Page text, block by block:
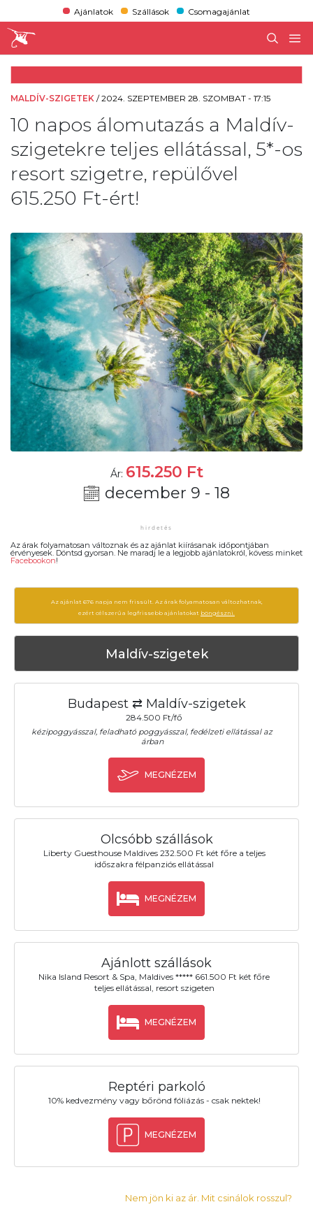
Ajánlatok Szállások Csomagajánlat
MALDÍV-SZIGETEK /2024. SZEPTEMBER 28. SZOMBAT - 17:15
10 napos álomutazás a Maldív-
szigetekre teljes ellátással, 5*-os
resort szigetre, repülővel
615.250 Ft-ért!
Ár: 615.250 Ft
december 9 - 18
Az árak folyamatosan változnak és az ajánlat kiírásanak időpontjában
érvényesek. Döntsd gyorsan. Ne maradj le a legjobb ajánlatokról, kövess minket
Facebookon!
Az ajánlat 676 napja nem frissült. Az árak folyamatosan változhatnak,
ezért célszerű a legfrissebb ajánlatokat böngészni.
Maldív-szigetek
Budapest ⇄ Maldív-szigetek
284.500 Ft/fő
kézipoggyásszal, feladható poggyásszal, fedélzeti ellátással az
árban
MEGNÉZEM
Olcsóbb szállások
Liberty Guesthouse Maldives 232.500 Ft két főre a teljes
időszakra félpanziós ellátással
MEGNÉZEM
Ajánlott szállások
Nika Island Resort & Spa, Maldives ***** 661.500 Ft két főre
teljes ellátással, resort szigeten
MEGNÉZEM
Reptéri parkoló
10% kedvezmény vagy bőrönd fóliázás - csak nektek!
MEGNÉZEM
Nem jön ki az ár. Mit csinálok rosszul?